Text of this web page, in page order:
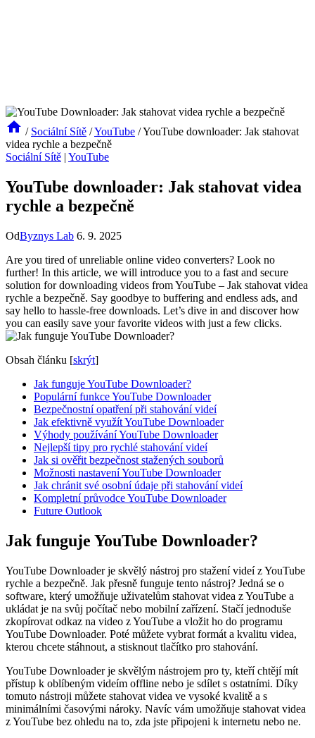
/ Sociální Sítě /YouTube /YouTube downloader: Jak stahovat
videa rychle a bezpečně
Sociální Sítě | YouTube
YouTube downloader: Jak stahovat videa
rychle a bezpečně
OdByznys Lab 6. 9. 2025
Are you tired of unreliable online video converters? Look no
further! In this article, we will introduce you to a fast and secure
solution for downloading videos from YouTube – Jak stahovat videa
rychle a bezpečně. Say goodbye to buffering and endless ads, and
say hello to hassle-free downloads. Let’s dive in and discover how
you can easily save your favorite videos with just a few clicks.
Obsah článku [skrýt]
Jak funguje YouTube Downloader?
Populární funkce YouTube Downloader
Bezpečnostní opatření při stahování videí
Jak efektivně využít YouTube Downloader
Výhody používání YouTube Downloader
Nejlepší tipy pro rychlé stahování videí
Jak si ověřit bezpečnost stažených souborů
Možnosti nastavení YouTube Downloader
Jak chránit své osobní údaje při stahování videí
Kompletní průvodce YouTube Downloader
Future Outlook
Jak funguje YouTube Downloader?
YouTube Downloader je skvělý nástroj pro stažení videí z YouTube
rychle a bezpečně. Jak přesně funguje tento nástroj? Jedná se o
software, který umožňuje uživatelům stahovat videa z YouTube a
ukládat je na svůj počítač nebo mobilní zařízení. Stačí jednoduše
zkopírovat odkaz na video z YouTube a vložit ho do programu
YouTube Downloader. Poté můžete vybrat formát a kvalitu videa,
kterou chcete stáhnout, a stisknout tlačítko pro stahování.
YouTube Downloader je skvělým nástrojem pro ty, kteří chtějí mít
přístup k oblíbeným videím offline nebo je sdílet s ostatními. Díky
tomuto nástroji můžete stahovat videa ve vysoké kvalitě a s
minimálními časovými nároky. Navíc vám umožňuje stahovat videa
z YouTube bez ohledu na to, zda jste připojeni k internetu nebo ne.